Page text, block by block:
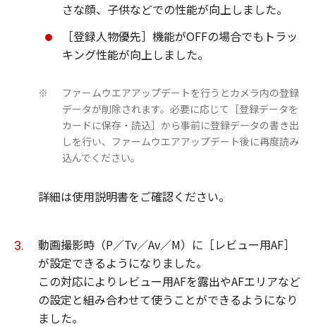
さな顔、子供などでの性能が向上しました。
［登録人物優先］機能がOFFの場合でもトラッ
キング性能が向上しました。
※
ファームウエアアップデートを行うとカメラ内の登録
データが削除されます。必要に応じて［登録データを
カードに保存・読込］から事前に登録データの書き出
しを行い、ファームウエアアップデート後に再度読み
込んでください。
詳細は使用説明書をご確認ください。
動画撮影時（P／Tv／Av／M）に［レビュー用AF］
が設定できるようになりました。
この対応によりレビュー用AFを露出やAFエリアなど
の設定と組み合わせて使うことができるようになり
ました。